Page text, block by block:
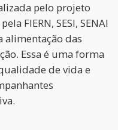
pelo projeto
FIERN, SESI, SENAI
alimentação das
Essa é uma forma
de vida e